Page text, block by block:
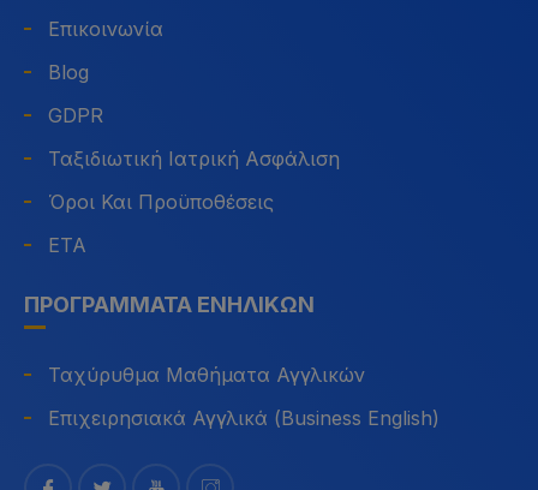
Επικοινωνία
Blog
GDPR
Ταξιδιωτική Ιατρική Ασφάλιση
Όροι Και Προϋποθέσεις
ETA
ΠΡΟΓΡΆΜΜΑΤΑ ΕΝΗΛΊΚΩΝ
Ταχύρυθμα Μαθήματα Αγγλικών
Επιχειρησιακά Αγγλικά (Business English)